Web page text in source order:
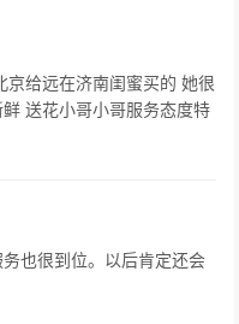
京给远在济南闺蜜买的 她很
送花小哥小哥服务态度特
也很到位。以后肯定还会